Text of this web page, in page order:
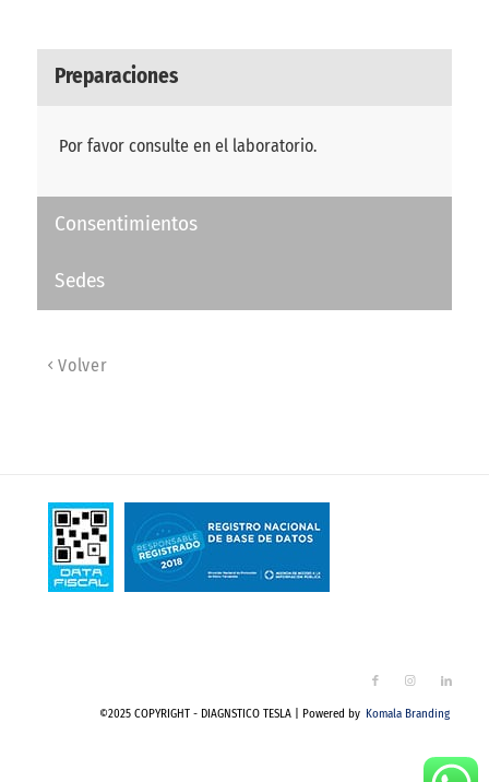
Preparaciones
Por favor consulte en el laboratorio.
Consentimientos
Sedes
Volver
©2025 COPYRIGHT - DIAGNSTICO TESLA | Powered by Komala Branding